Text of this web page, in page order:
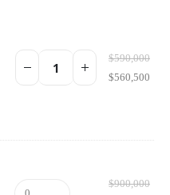
$590,000
$560,500
$900,000